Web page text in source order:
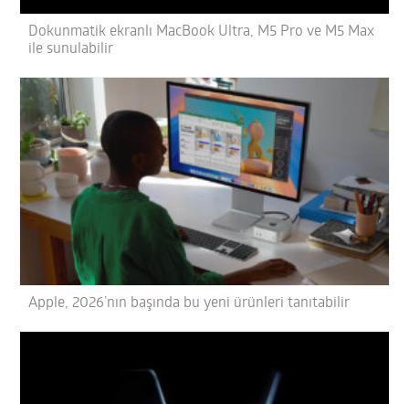
Dokunmatik ekranlı MacBook Ultra, M5 Pro ve M5 Max
ile sunulabilir
Apple, 2026’nın başında bu yeni ürünleri tanıtabilir